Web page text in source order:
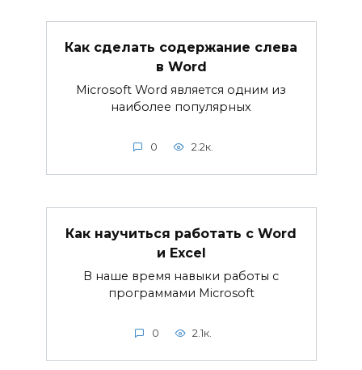
Как сделать содержание слева
в Word
Microsoft Word является одним из
наиболее популярных
0 2.2к.
Как научиться работать с Word
и Excel
В наше время навыки работы с
программами Microsoft
0 2.1к.